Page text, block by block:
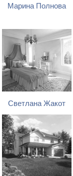
Марина Полнова
Светлана Жакот